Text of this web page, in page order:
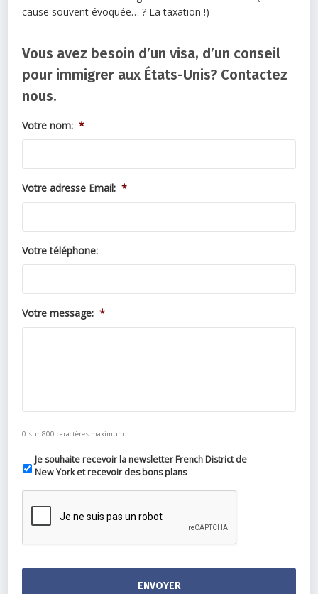
cause souvent évoquée… ? La taxation !)
Vous avez besoin d’un visa, d’un conseil
pour immigrer aux États-Unis? Contactez
nous.
Votre nom: *
Votre adresse Email: *
Votre téléphone:
Votre message: *
0 sur 800 caractères maximum
Je souhaite recevoir la newsletter French District de
New York et recevoir des bons plans